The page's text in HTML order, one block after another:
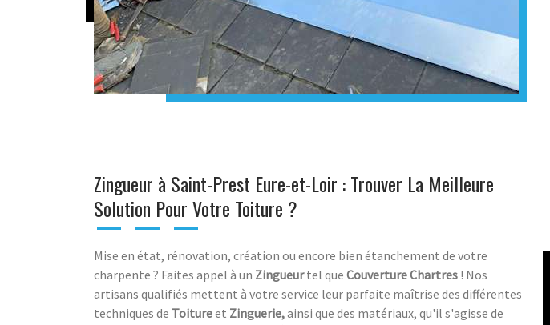
Zingueur à Saint-Prest Eure-et-Loir : Trouver La Meilleure
Solution Pour Votre Toiture ?
Mise en état, rénovation, création ou encore bien étanchement de votre
charpente ? Faites appel à un Zingueurtel que Couverture Chartres ! Nos
artisans qualifiés mettent à votre service leur parfaite maîtrise des différentes
techniques de Toitureet Zinguerie,ainsi que des matériaux, qu'il s'agisse de